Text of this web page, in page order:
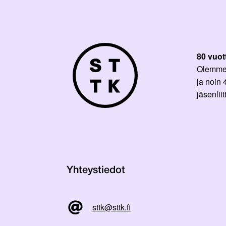
80
ja noin
Yhteystiedot
sttk@sttk.fi